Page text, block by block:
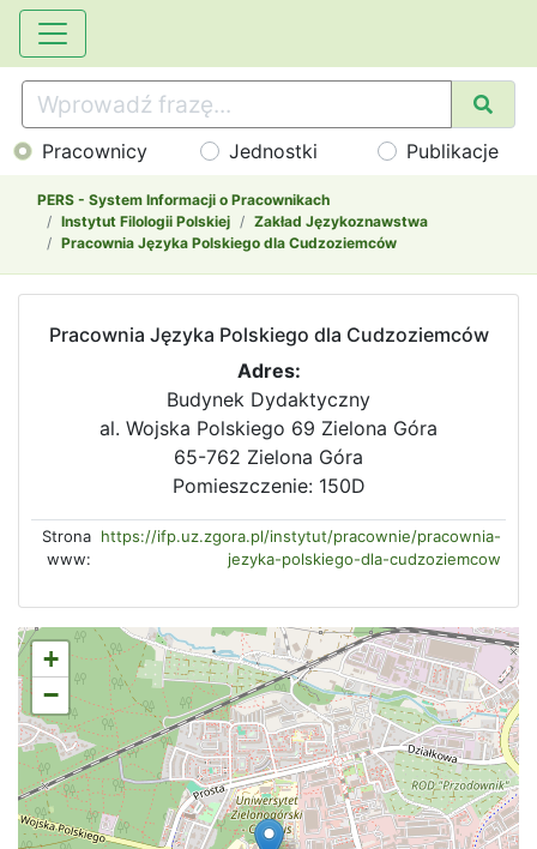
Pracownicy Jednostki Publikacje
PERS - System Informacji o Pracownikach
Instytut Filologii Polskiej
Zakład Językoznawstwa
Pracownia Języka Polskiego dla Cudzoziemców
Pracownia Języka Polskiego dla Cudzoziemców
Adres:
Budynek Dydaktyczny
al. Wojska Polskiego 69 Zielona Góra
65-762 Zielona Góra
Pomieszczenie: 150D
Strona
www:
https://ifp.uz.zgora.pl/instytut/pracownie/pracownia-
jezyka-polskiego-dla-cudzoziemcow
+
−